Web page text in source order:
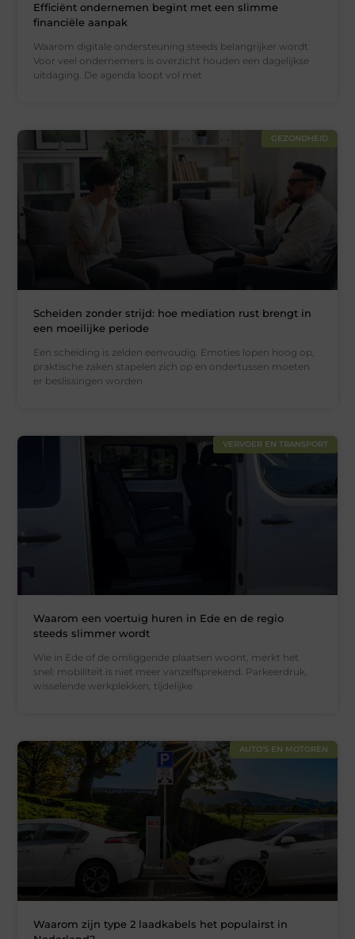
Efficiënt ondernemen begint met een slimme
financiële aanpak
Waarom digitale ondersteuning steeds belangrijker wordt
Voor veel ondernemers is overzicht houden een dagelijkse
uitdaging. De agenda loopt vol met
GEZONDHEID
Scheiden zonder strijd: hoe mediation rust brengt in
een moeilijke periode
Een scheiding is zelden eenvoudig. Emoties lopen hoog op,
praktische zaken stapelen zich op en ondertussen moeten
er beslissingen worden
VERVOER EN TRANSPORT
Waarom een voertuig huren in Ede en de regio
steeds slimmer wordt
Wie in Ede of de omliggende plaatsen woont, merkt het
snel: mobiliteit is niet meer vanzelfsprekend. Parkeerdruk,
wisselende werkplekken, tijdelijke
AUTO'S EN MOTOREN
Waarom zijn type 2 laadkabels het populairst in